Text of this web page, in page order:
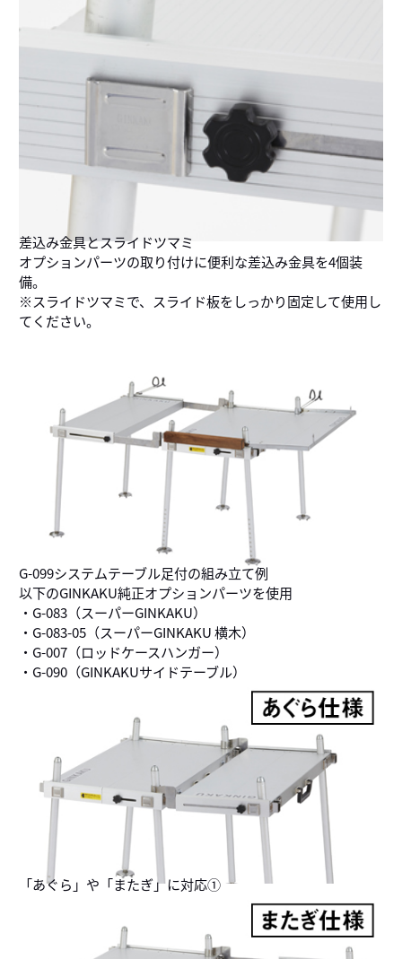
差込み金具とスライドツマミ
オプションパーツの取り付けに便利な差込み金具を4個装
備。
※スライドツマミで、スライド板をしっかり固定して使用し
てください。
G-099システムテーブル足付の組み立て例
以下のGINKAKU純正オプションパーツを使用
・G-083（スーパーGINKAKU）
・G-083-05（スーパーGINKAKU 横木）
・G-007（ロッドケースハンガー）
・G-090（GINKAKUサイドテーブル）
「あぐら」や「またぎ」に対応①